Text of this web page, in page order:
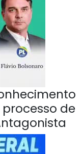
de